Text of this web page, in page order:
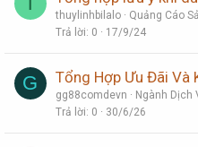
thuylinhbilalo
Quảng Cáo
Trả lời 0 17/9/24
G Tổng Hợp Ưu Đãi Và
gg88comdevn
Ngành Dịch
Trả lời 0 30/6/26